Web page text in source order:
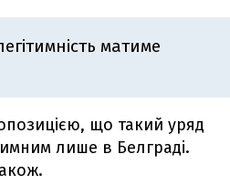
матиме
що такий уряд
лише в Белграді.